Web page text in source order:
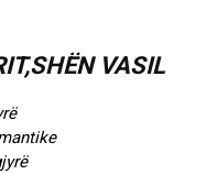
VASIL